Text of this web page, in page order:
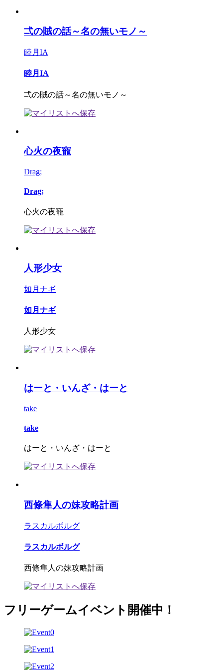
弌の賊の話～名の無いモノ～
睦月IA
睦月IA
弌の賊の話～名の無いモノ～
心火の夜寵
Drag;
Drag;
心火の夜寵
人形少女
如月ナギ
如月ナギ
人形少女
はーと・いんざ・はーと
take
take
はーと・いんざ・はーと
西條隼人の妹攻略計画
ラスカルボルグ
ラスカルボルグ
西條隼人の妹攻略計画
フリーゲームイベント開催中！